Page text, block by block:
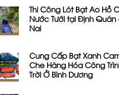
Thi Công Lót Bạt Ao Hồ
Nước Tưới tại Định
Nai
Cung Cấp Bạt Xanh
Che Hàng Hóa Công
Trời Ở Bình Dương